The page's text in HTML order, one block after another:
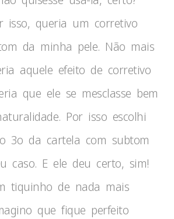
isso, queria um corretivo
da minha pele. Não mais
aquele efeito de corretivo
que ele se mesclasse bem
Por isso escolhi
3o da cartela com subtom
caso. E ele deu certo, sim!
tiquinho de nada mais
que fique perfeito